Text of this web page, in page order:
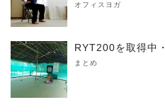
オフィスヨガ
RYT200を取得中
まとめ